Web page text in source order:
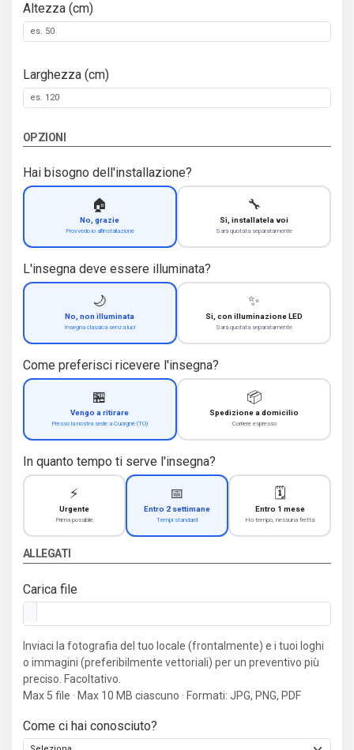
Altezza (cm)
Larghezza (cm)
OPZIONI
Hai bisogno dell'installazione?
🏠
No, grazie
Provvedo io all'installazione
🔧
Sì, installatela voi
Sarà quotata separatamente
L'insegna deve essere illuminata?
🌙
No, non illuminata
Insegna classica senza luci
✨
Sì, con illuminazione LED
Sarà quotata separatamente
Come preferisci ricevere l'insegna?
🏪
Vengo a ritirare
Presso la nostra sede a Cuorgnè (TO)
📦
Spedizione a domicilio
Corriere espresso
In quanto tempo ti serve l'insegna?
⚡
Urgente
Prima possibile
📅
Entro 2 settimane
Tempi standard
🗓️
Entro 1 mese
Ho tempo, nessuna fretta
ALLEGATI
Carica file
Inviaci la fotografia del tuo locale (frontalmente) e i tuoi loghi
o immagini (preferibilmente vettoriali) per un preventivo più
preciso. Facoltativo.
Max 5 file · Max 10 MB ciascuno · Formati: JPG, PNG, PDF
Come ci hai conosciuto?